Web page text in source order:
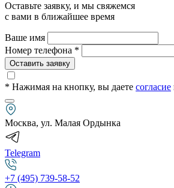
Оставьте заявку, и мы свяжемся
с вами в ближайшее время
Ваше имя
Номер телефона *
Оставить заявку
* Нажимая на кнопку, вы даете согласие
Москва, ул. Малая Ордынка
Telegram
+7 (495) 739-58-52